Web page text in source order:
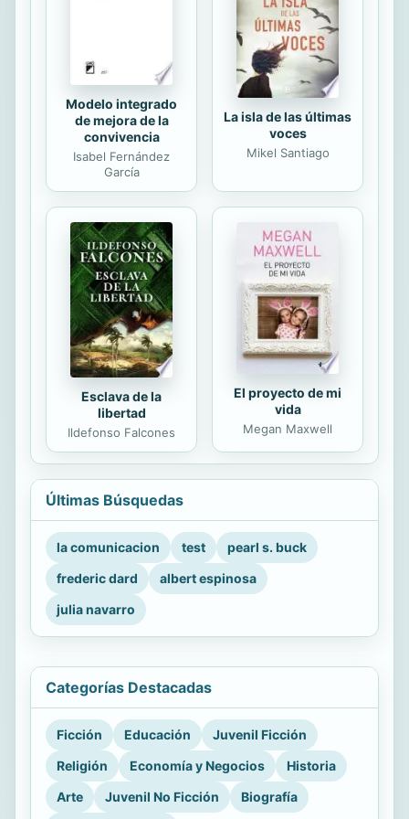
a Mary, es el principal sospechoso,
Frances decide intervenir. Contando
de nuevo con la ayuda de su amigo
Modelo integrado
de mejora de la
convivencia
Isabel Fernández
García
La isla de las últimas
voces
Mikel Santiago
Esclava de la
libertad
Ildefonso Falcones
El proyecto de mi
vida
Megan Maxwell
Últimas Búsquedas
la comunicacion test
pearl s. buck
frederic dard
albert espinosa
julia navarro
Categorías Destacadas
Ficción Educación
Juvenil Ficción
Religión
Economía y Negocios
Historia
Arte
Juvenil No Ficción Biografía